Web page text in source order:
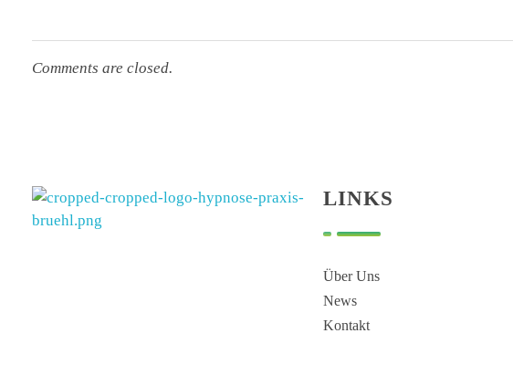
Comments are closed.
LINKS
Über Uns
News
Kontakt